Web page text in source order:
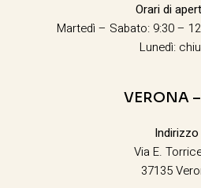
Orari di
Martedì – Sabato: 9:30 –
Lunedì:
VERONA
Indirizzo
Via E.
37135